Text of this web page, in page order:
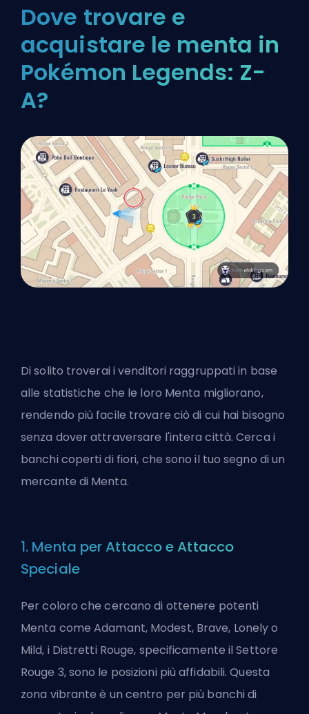
Dove trovare e
acquistare le menta in
Pokémon Legends: Z-
A?
Di solito troverai i venditori raggruppati in base
alle statistiche che le loro Menta migliorano,
rendendo più facile trovare ciò di cui hai bisogno
senza dover attraversare l'intera città. Cerca i
banchi coperti di fiori, che sono il tuo segno di un
mercante di Menta.
1. Menta per Attacco e Attacco
Speciale
Per coloro che cercano di ottenere potenti
Menta come Adamant, Modest, Brave, Lonely o
Mild, i Distretti Rouge, specificamente il Settore
Rouge 3, sono le posizioni più affidabili. Questa
zona vibrante è un centro per più banchi di